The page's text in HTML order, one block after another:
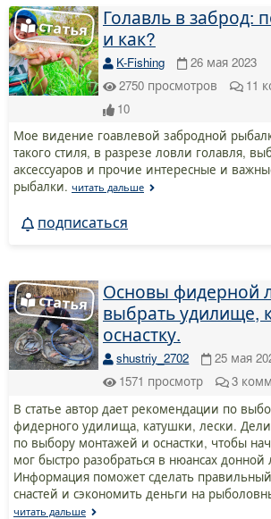
Голавль в заброд:
и как?
K-Fishing
26 мая 2023
2750 просмотров 11
10
Мое видение гоавлевой забродной
такого стиля, в разрезе ловли голавля,
аксессуаров и прочие интересные и
рыбалки. читать дальше
подписаться
Основы фидерной
выбрать удилище,
оснастку.
shustriy_2702
25 мая
1571 просмотр 3
В статье автор дает рекомендации по
фидерного удилища, катушки, лески.
по выбору монтажей и оснастки, чтобы
мог быстро разобраться в нюансах донной
Информация поможет сделать
снастей и сэкономить деньги на
читать дальше